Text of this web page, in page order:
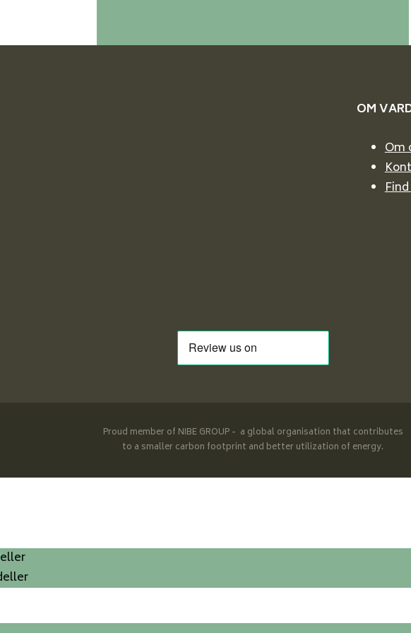
OM
Om
Proud member of NIBE GROUP - a global organisation that contributes
to a smaller carbon footprint and better utilization of energy.